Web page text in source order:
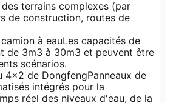
terrains complexes (par
de construction, routes de
à eauLes capacités de
de 3m3 à 30m3 et peuvent être
scénarios.
4x2 de DongfengPanneaux de
intégrés pour la
réel des niveaux d'eau, de la